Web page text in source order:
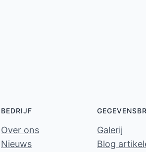
BEDRIJF
Over ons
Nieuws
Galerij
Blog